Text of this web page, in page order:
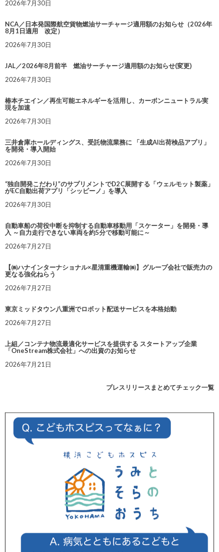
2026年7月30日
NCA／日本発国際航空貨物燃油サーチャージ適用額のお知らせ（2026年
8月1日適用 改定）
2026年7月30日
JAL／2026年8月前半 燃油サーチャージ適用額のお知らせ(変更)
2026年7月30日
椿本チエイン／再生可能エネルギーを活用し、カーボンニュートラル実
現を加速
2026年7月30日
三井倉庫ホールディングス、受託物流業務に 「生成AI出荷検品アプリ」
を開発・導入開始
2026年7月30日
“独自開発こだわり”のサプリメントでD2C展開する「ウェルモット製薬」
がEC自動出荷アプリ「シッピーノ」を導入
2026年7月30日
自動車船の荷役中断を抑制する自動車移動用「スケーター」を開発・導
入 ～自力走行できない車両を約5分で移動可能に～
2026年7月27日
【㈱ハナインターナショナル×星清重機運輸㈱】グループ会社で販売力の
更なる強化ねらう
2026年7月27日
東京ミッドタウン八重洲でロボット配送サービスを本格始動
2026年7月27日
上組／コンテナ物流最適化サービスを提供する スタートアップ企業
「OneStream株式会社」への出資のお知らせ
2026年7月21日
プレスリリースまとめてチェック一覧